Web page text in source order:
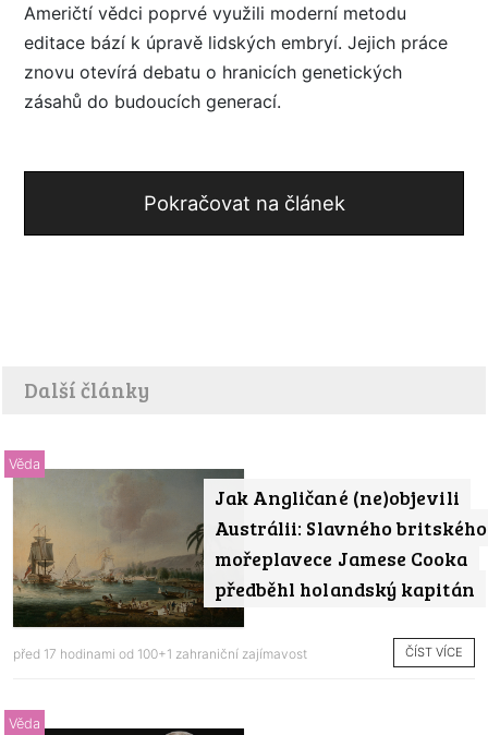
Američtí vědci poprvé využili moderní metodu
editace bází k úpravě lidských embryí. Jejich práce
znovu otevírá debatu o hranicích genetických
zásahů do budoucích generací.
Pokračovat na článek
Další články
Jak Angličané (ne)objevili
Austrálii: Slavného britského
mořeplavece Jamese Cooka
předběhl holandský kapitán
Věda
před 17 hodinami od 100+1 zahraniční zajímavost ČÍST VÍCE
Věda